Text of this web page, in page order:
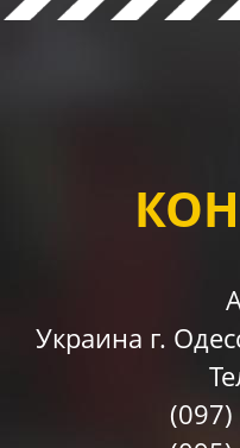
Украина г.
(097)